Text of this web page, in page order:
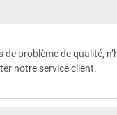
de problème de qualité,
notre service client.